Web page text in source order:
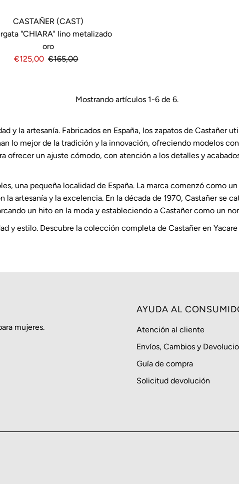
CASTAÑER (CAST)
"CHIARA" lino metalizado
oro
Precio
€125,00 Precio
€165,00
Mostrando artículos 1-6 de 6.
y la artesanía. Fabricados en España, los zapatos de Castañer
lo mejor de la tradición y la innovación, ofreciendo modelos
ofrecer un ajuste cómodo, con atención a los detalles y
una pequeña localidad de España. La marca comenzó como
artesanía y la excelencia. En la década de 1970, Castañer se
un hito en la moda y estableciendo a Castañer como un
y estilo. Descubre la colección completa de Castañer en
mujeres.
AYUDA AL
Atención al cliente
Envíos, Cambios y
Guía de compra
Solicitud devolución